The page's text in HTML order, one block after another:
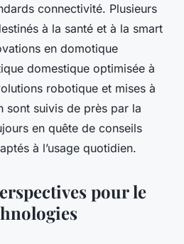
connectivité. Plusieurs
à la santé et à la smart
en domotique
domestique optimisée à
robotique et mises à
sont suivis de près par la
en quête de conseils
à l’usage quotidien.
pour le